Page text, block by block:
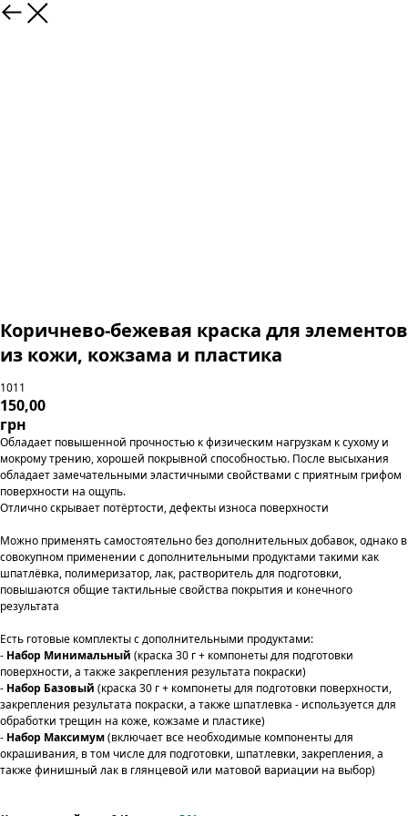
Коричнево-бежевая краска для элементов
из кожи, кожзама и пластика
1011
150,00
грн
Обладает повышенной прочностью к физическим нагрузкам к сухому и
мокрому трению, хорошей покрывной способностью. После высыхания
обладает замечательными эластичными свойствами с приятным грифом
поверхности на ощупь.
Отлично скрывает потёртости, дефекты износа поверхности
Можно применять самостоятельно без дополнительных добавок, однако в
совокупном применении с дополнительными продуктами такими как
шпатлёвка, полимеризатор, лак, растворитель для подготовки,
повышаются общие тактильные свойства покрытия и конечного
результата
Есть готовые комплекты с дополнительными продуктами:
- Набор Минимальный (краска 30 г + компонеты для подготовки
поверхности, а также закрепления результата покраски)
- Набор Базовый (краска 30 г + компонеты для подготовки поверхности,
закрепления результата покраски, а также шпатлевка - используется для
обработки трещин на коже, кожзаме и пластике)
- Набор Максимум(включает все необходимые компоненты для
окрашивания, в том числе для подготовки, шпатлевки, закрепления, а
также финишный лак в глянцевой или матовой вариации на выбор)